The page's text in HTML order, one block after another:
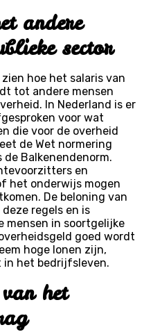
andere
sector
hoe het salaris van
tot andere mensen
In Nederland is er
voor wat
die voor de overheid
de Wet normering
de Balkenendenorm.
en
het onderwijs mogen
De beloning van
regels en is
mensen in soortgelijke
goed wordt
hoge lonen zijn,
in het bedrijfsleven.
het